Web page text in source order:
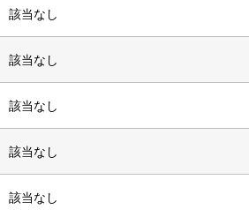
該当なし
該当なし
該当なし
該当なし
該当なし